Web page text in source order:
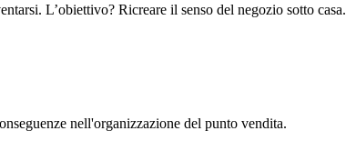
L’obiettivo? Ricreare il senso del negozio sotto casa.
nell'organizzazione del punto vendita.